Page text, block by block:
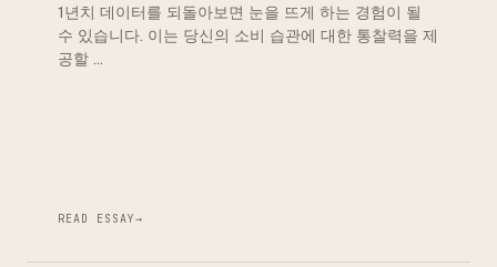
1년치 데이터를 되돌아보면 눈을 뜨게 하는 경험이 될
수 있습니다. 이는 당신의 소비 습관에 대한 통찰력을 제
공할 …
READ ESSAY→